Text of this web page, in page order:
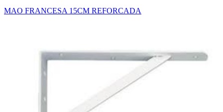
MAO FRANCESA 15CM REFORCADA